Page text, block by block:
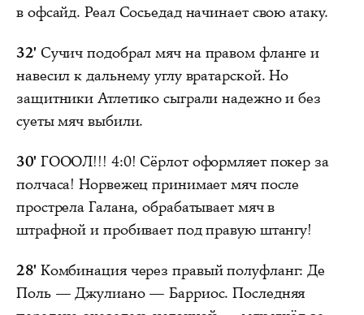
в офсайд. Реал Сосьедад начинает свою атаку.
32' Сучич подобрал мяч на правом фланге и
навесил к дальнему углу вратарской. Но
защитники Атлетико сыграли надежно и без
суеты мяч выбили.
30' ГОООЛ!!! 4:0! Сёрлот оформляет покер за
полчаса! Норвежец принимает мяч после
прострела Галана, обрабатывает мяч в
штрафной и пробивает под правую штангу!
28' Комбинация через правый полуфланг: Де
Поль — Джулиано — Барриос. Последняя